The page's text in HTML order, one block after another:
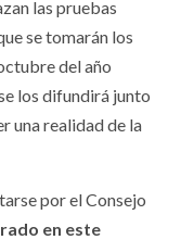
las pruebas
se tomarán los
del año
los difundirá junto
una realidad de la
por el Consejo
en este